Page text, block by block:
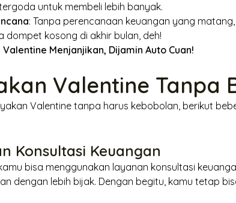
untuk membeli lebih banyak.
: Tanpa perencanaan keuangan yang
dompet kosong di akhir bulan, deh!
Valentine Menjanjikan, Dijamin Auto Cuan!
Valentine Tanpa
Valentine tanpa harus kebobolan, berikut
Konsultasi Keuangan
bisa menggunakan layanan konsultasi
dengan lebih bijak. Dengan begitu, kamu tetap